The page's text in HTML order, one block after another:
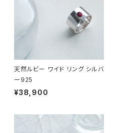
天然ルビー ワイド リング シルバ
ー925
¥38,900